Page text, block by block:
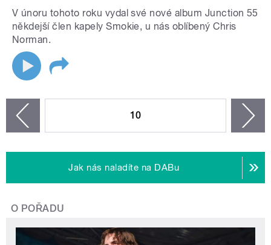
V únoru tohoto roku vydal své nové album Junction 55
někdejší člen kapely Smokie, u nás oblíbený Chris
Norman.
10
Jak nás naladíte na DABu
O POŘADU